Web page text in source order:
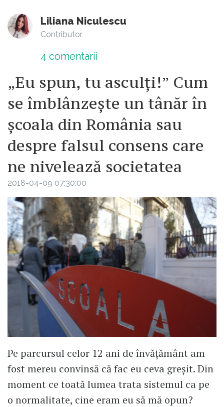
Liliana Niculescu
Contributor
4 comentarii
„Eu spun, tu asculți!” Cum
se îmblânzește un tânăr în
școala din România sau
despre falsul consens care
ne nivelează societatea
2018-04-09 07:30:00
Pe parcursul celor 12 ani de învățământ am
fost mereu convinsă că fac eu ceva greșit. Din
moment ce toată lumea trata sistemul ca pe
o normalitate, cine eram eu să mă opun?